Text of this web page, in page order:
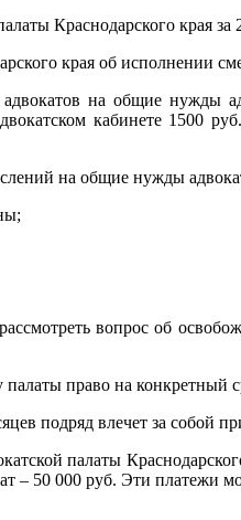
Краснодарского края за
края об исполнении
адвокатов на общие
кабинете 1500
на общие нужды
вопрос об
право на конкретный
подряд влечет за собой
палаты
– 50 000 руб. Эти платежи